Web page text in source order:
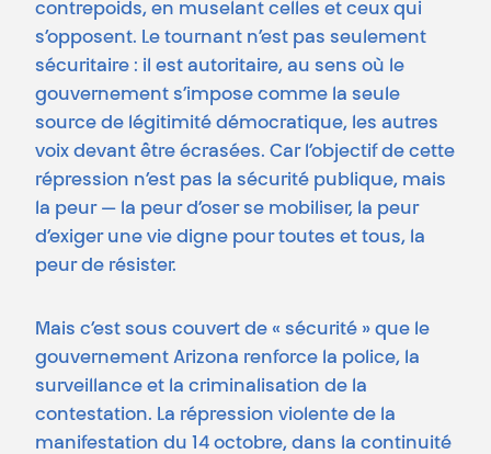
contrepoids, en muselant celles et ceux qui
s’opposent. Le tournant n’est pas seulement
sécuritaire : il est autoritaire, au sens où le
gouvernement s’impose comme la seule
source de légitimité démocratique, les autres
voix devant être écrasées. Car l’objectif de cette
répression n’est pas la sécurité publique, mais
la peur — la peur d’oser se mobiliser, la peur
d’exiger une vie digne pour toutes et tous, la
peur de résister.
Mais c’est sous couvert de « sécurité » que le
gouvernement Arizona renforce la police, la
surveillance et la criminalisation de la
contestation. La répression violente de la
manifestation du 14 octobre, dans la continuité